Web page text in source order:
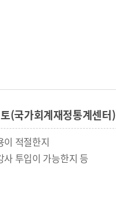
(국가회계재정통계센터)
이 적절한지
사 투입이 가능한지 등